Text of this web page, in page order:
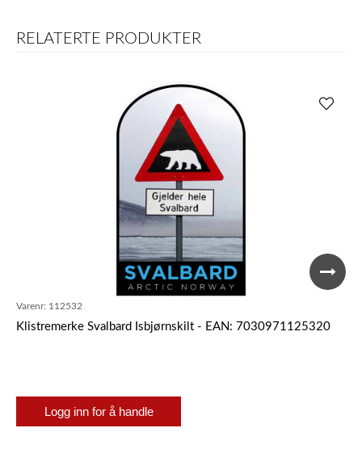
RELATERTE PRODUKTER
Varenr: 112532
Klistremerke Svalbard Isbjørnskilt - EAN: 7030971125320
Logg inn for å handle